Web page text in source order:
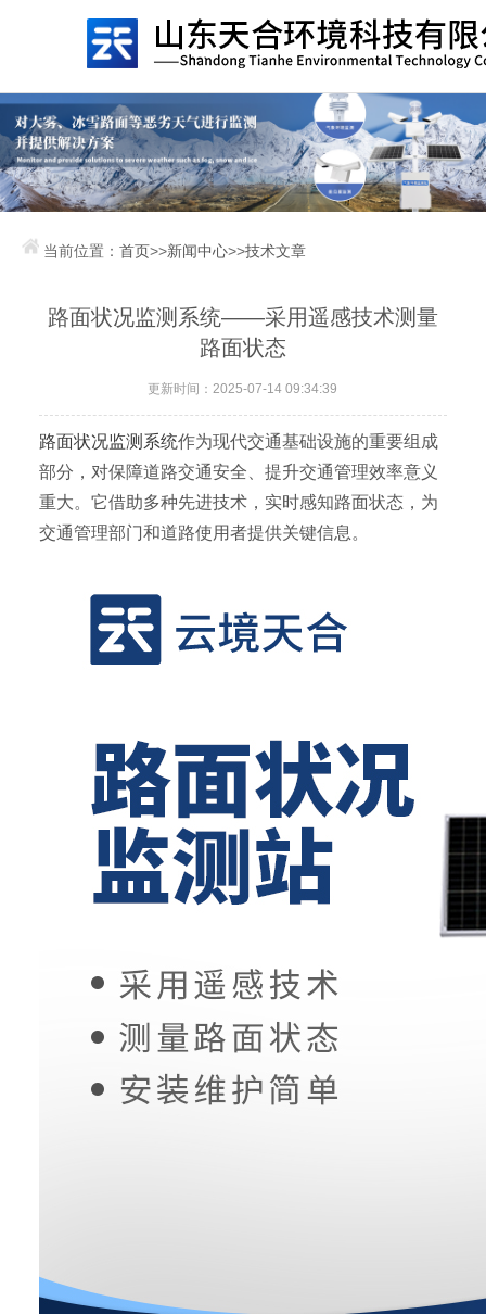
当前位置：首页>>新闻中心>>技术文章
路面状况监测系统——采用遥感技术测量
路面状态
更新时间：2025-07-14 09:34:39
路面状况监测系统作为现代交通基础设施的重要组成
部分，对保障道路交通安全、提升交通管理效率意义
重大。它借助多种先进技术，实时感知路面状态，为
交通管理部门和道路使用者提供关键信息。